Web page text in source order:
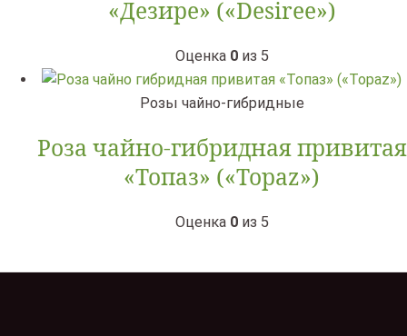
«Дезире» («Desiree»)
Оценка 0из 5
Розы чайно-гибридные
Роза чайно-гибридная привитая
«Топаз» («Topaz»)
Оценка 0из 5